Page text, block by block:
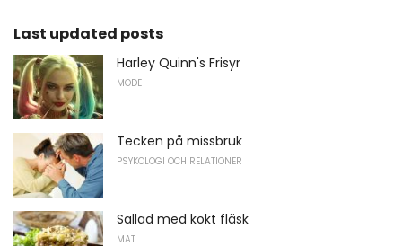
Last updated posts
Harley Quinn's Frisyr
MODE
Tecken på missbruk
PSYKOLOGI OCH RELATIONER
Sallad med kokt fläsk
MAT